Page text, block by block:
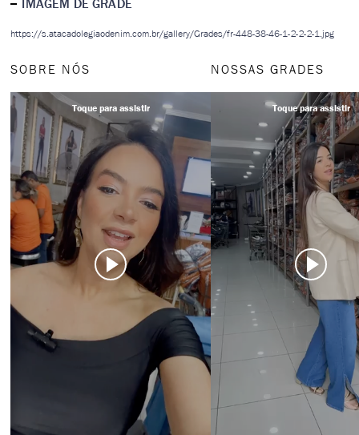
IMAGEM DE GRADE
https://s.atacadolegiaodenim.com.br/gallery/Grades/fr-448-38-46-1-2-2-2-1.jpg
SOBRE NÓS NOSSAS GRADES